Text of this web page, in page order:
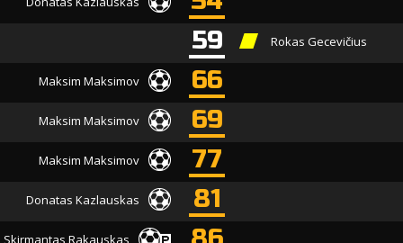
59
Rokas Gecevičius
Maksim Maksimov 66
Maksim Maksimov 69
Maksim Maksimov 77
Donatas Kazlauskas 81
Skirmantas Rakauskas